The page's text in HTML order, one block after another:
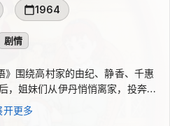
1964
剧情
围绕高村家的由纪、静香、千惠
，姐妹们从伊丹悄悄离家，投奔已
独立生活。由纪重逢成为电视新闻
渐升温；与此同时，开着保时捷的
开更多